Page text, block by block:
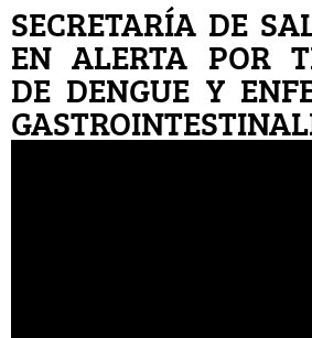
SECRETARÍA DE
EN ALERTA POR
DE DENGUE Y